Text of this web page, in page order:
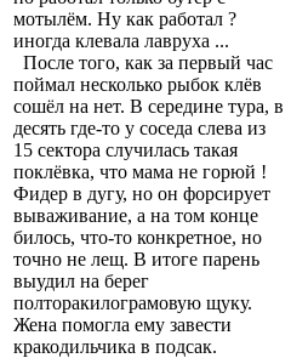
мотылём. Ну как работал ?
иногда клевала лавруха ...
После того, как за первый час
поймал несколько рыбок клёв
сошёл на нет. В середине тура, в
десять где-то у соседа слева из
15 сектора случилась такая
поклёвка, что мама не горюй !
Фидер в дугу, но он форсирует
вываживание, а на том конце
билось, что-то конкретное, но
точно не лещ. В итоге парень
выудил на берег
полторакилограмовую щуку.
Жена помогла ему завести
кракодильчика в подсак.